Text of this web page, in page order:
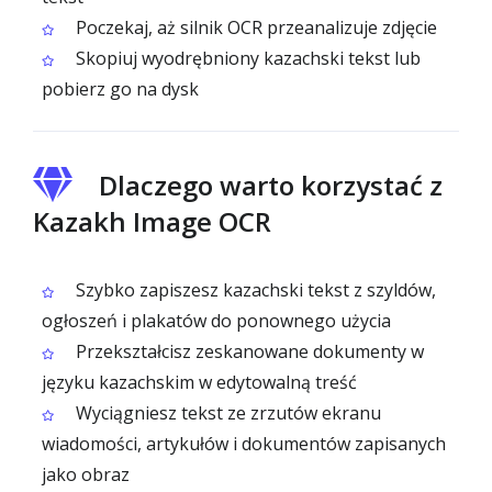
Poczekaj, aż silnik OCR przeanalizuje zdjęcie
Skopiuj wyodrębniony kazachski tekst lub
pobierz go na dysk
Dlaczego warto korzystać z
Kazakh Image OCR
Szybko zapiszesz kazachski tekst z szyldów,
ogłoszeń i plakatów do ponownego użycia
Przekształcisz zeskanowane dokumenty w
języku kazachskim w edytowalną treść
Wyciągniesz tekst ze zrzutów ekranu
wiadomości, artykułów i dokumentów zapisanych
jako obraz